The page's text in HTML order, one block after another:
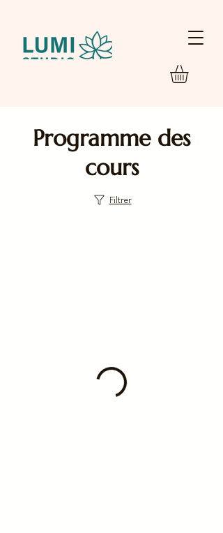
Programme des
cours
Filtrer